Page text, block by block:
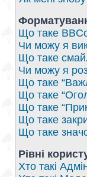
Що таке
Чи можу я
Що таке
Чи можу я
Що таке
Що таке
Що таке
Що таке
Що таке
Рівні
Хто такі